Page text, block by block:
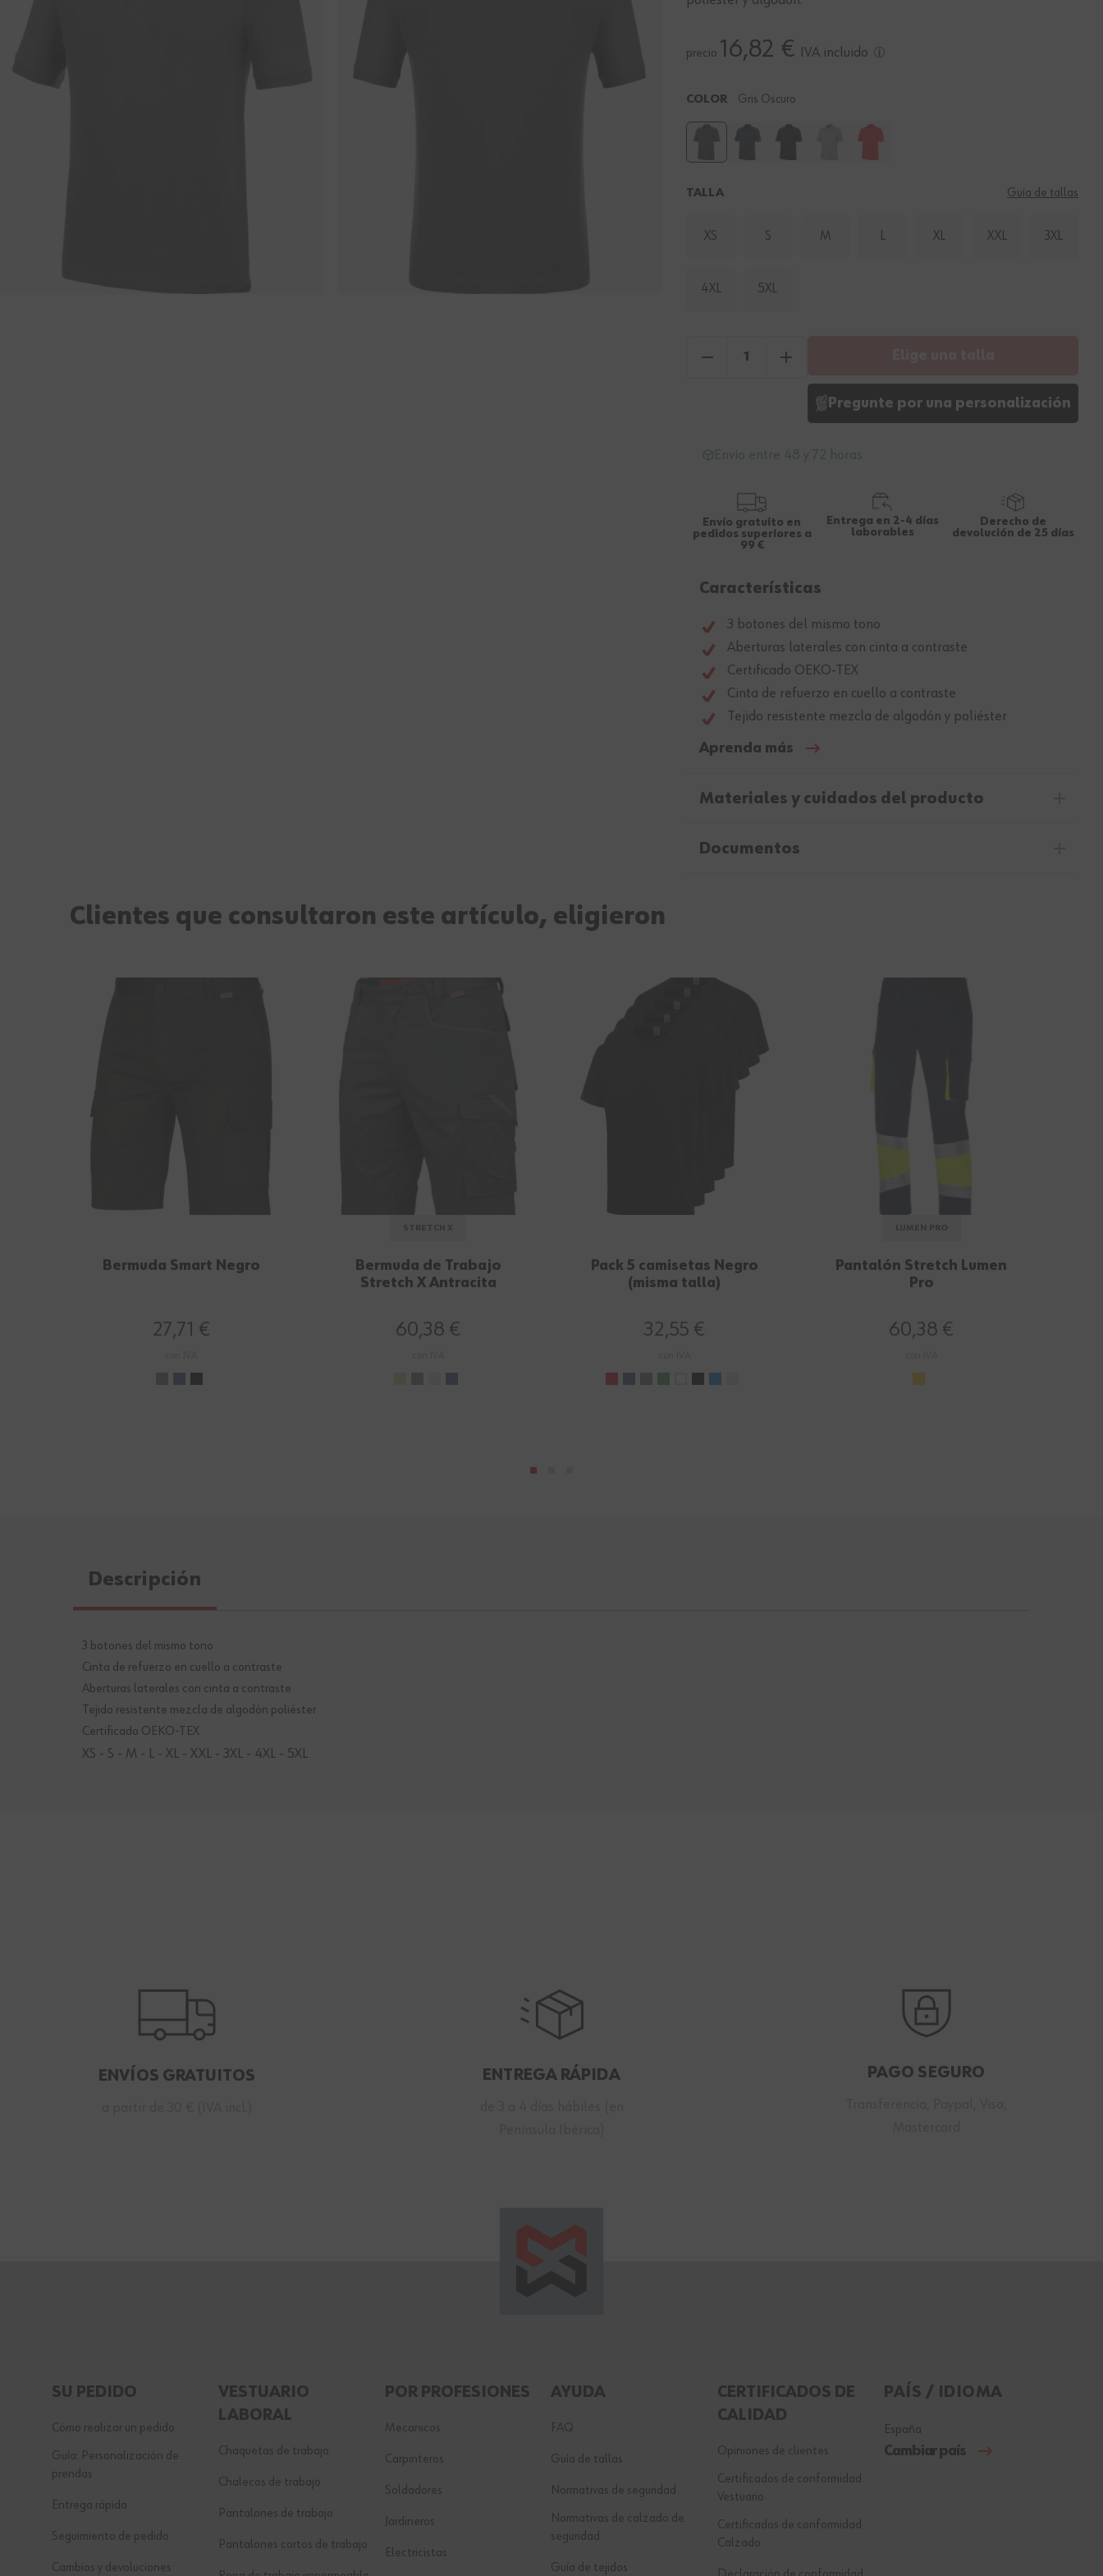
precio 16,82 € IVA incluido
COLOR Gris Oscuro
TALLA Guía de tallas
XS S M L XL XXL 3XL
4XL 5XL
Pregunte por una personalización
Envío entre 48 y 72 horas
Envío gratuito en
pedidos superiores a
99 €
Entrega en 2-4 días
laborables
Derecho de
devolución de 25 días
Características
3 botones del mismo tono
Aberturas laterales con cinta a contraste
Certificado OEKO-TEX
Cinta de refuerzo en cuello a contraste
Tejido resistente mezcla de algodón y poliéster
Aprenda más
Materiales y cuidados del producto
Documentos
Clientes que consultaron este artículo, eligieron
Bermuda Smart Negro
27,71 €
Bermuda de Trabajo
Stretch X Antracita
60,38 €
Pack 5 camisetas Negro
(misma talla)
32,55 €
Pantalón Stretch Lumen
Pro
60,38 €
Descripción
3 botones del mismo tono
Cinta de refuerzo en cuello a contraste
Aberturas laterales con cinta a contraste
Tejido resistente mezcla de algodón poliéster
Certificado OEKO-TEX
XS - S - M - L - XL - XXL - 3XL - 4XL - 5XL
ENVÍOS GRATUITOS ENTREGA RÁPIDA PAGO SEGURO
SU PEDIDO
Cómo realizar un pedido
Guía: Personalización de
prendas
Entrega rápida
Seguimiento de pedido
Cambios y devoluciones
VESTUARIO
LABORAL
Chaquetas de trabajo
Chalecos de trabajo
Pantalones de trabajo
Pantalones cortos de trabajo
POR PROFESIONES
Mecanicos
Carpinteros
Soldadores
Jardineros
Electricistas
AYUDA
FAQ
Guía de tallas
Normativas de seguridad
Normativas de calzado de
seguridad
Guía de tejidos
CERTIFICADOS DE
CALIDAD
Opiniones de clientes
Certificados de conformidad
Vestuario
Certificados de conformidad
Calzado
PAÍS / IDIOMA
España
Cambiar país